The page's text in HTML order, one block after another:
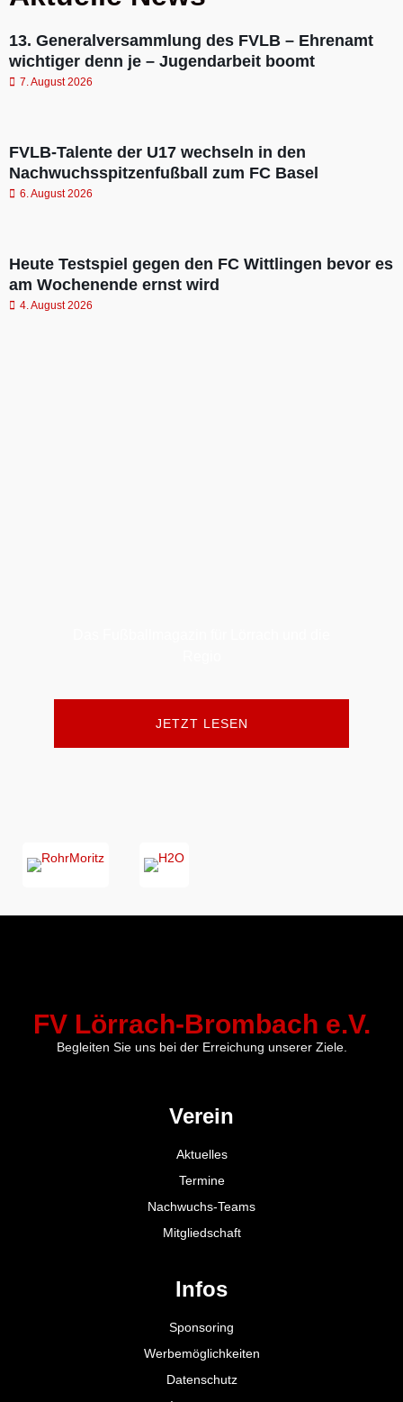
13. Generalversammlung des FVLB – Ehrenamt
wichtiger denn je – Jugendarbeit boomt
7. August 2026
FVLB-Talente der U17 wechseln in den
Nachwuchsspitzenfußball zum FC Basel
6. August 2026
Heute Testspiel gegen den FC Wittlingen bevor es
am Wochenende ernst wird
4. August 2026
JETZT LESEN
FV Lörrach-Brombach e.V.
Begleiten Sie uns bei der Erreichung unserer Ziele.
Verein
Aktuelles
Termine
Nachwuchs-Teams
Mitgliedschaft
Infos
Sponsoring
Werbemöglichkeiten
Datenschutz